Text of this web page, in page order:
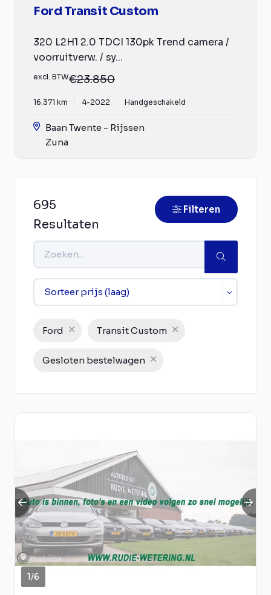
Ford Transit Custom
320 L2H1 2.0 TDCI 130pk Trend camera /
voorruitverw. / sy...
excl. BTW€23.850
16.371 km 4-2022 Handgeschakeld
Baan Twente - Rijssen
Zuna
695
Resultaten
Filteren
Ford Transit Custom
Gesloten bestelwagen
1/6